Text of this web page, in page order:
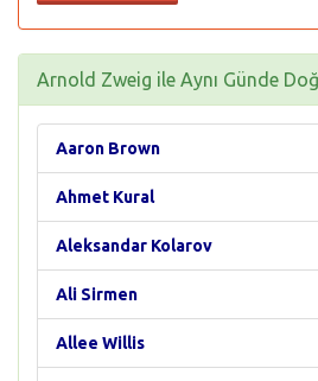
Arnold Zweig ile Aynı Günde
Aaron Brown
Ahmet Kural
Aleksandar Kolarov
Ali Sirmen
Allee Willis